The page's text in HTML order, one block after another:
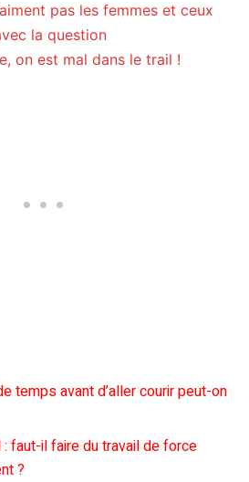
pas les femmes et ceux
la question
on est mal dans le trail !
temps avant d’aller courir peut-on
faut-il faire du travail de force
?